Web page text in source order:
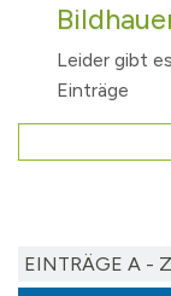
Leider gibt
Einträge
EINTRÄGE A - Z